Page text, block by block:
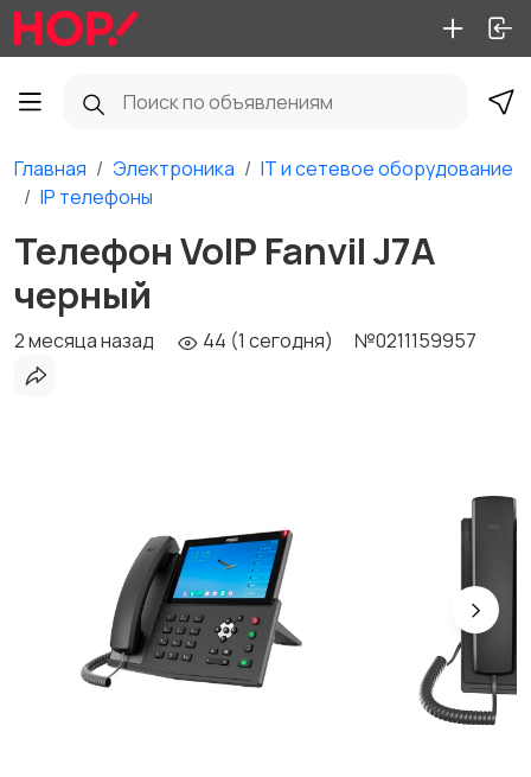
Главная Электроника
IT и сетевое оборудование
IP телефоны
Телефон VoIP Fanvil J7A
черный
2 месяца назад 44 (1 сегодня) №0211159957